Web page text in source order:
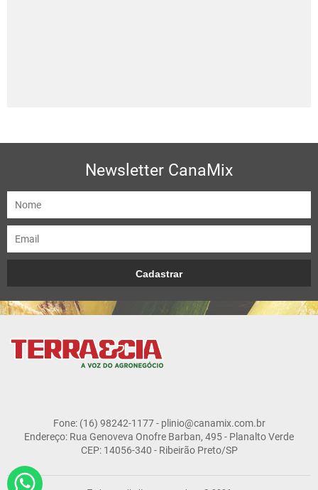
Newsletter CanaMix
Fone: (16) 98242-1177 - plinio@canamix.com.br
Endereço: Rua Genoveva Onofre Barban, 495 - Planalto Verde
CEP: 14056-340 - Ribeirão Preto/SP